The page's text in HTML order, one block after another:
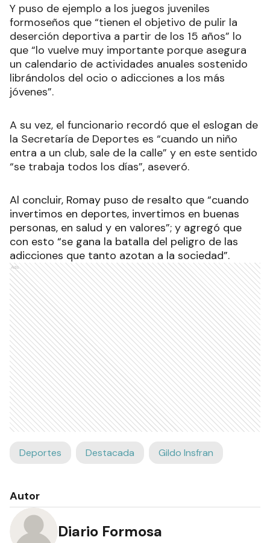
Y puso de ejemplo a los juegos juveniles
formoseños que “tienen el objetivo de pulir la
deserción deportiva a partir de los 15 años” lo
que “lo vuelve muy importante porque asegura
un calendario de actividades anuales sostenido
librándolos del ocio o adicciones a los más
jóvenes”.
A su vez, el funcionario recordó que el eslogan de
la Secretaría de Deportes es “cuando un niño
entra a un club, sale de la calle” y en este sentido
“se trabaja todos los días”, aseveró.
Al concluir, Romay puso de resalto que “cuando
invertimos en deportes, invertimos en buenas
personas, en salud y en valores”; y agregó que
con esto “se gana la batalla del peligro de las
adicciones que tanto azotan a la sociedad”.
Ads
Deportes Destacada Gildo Insfran
Autor
Diario Formosa